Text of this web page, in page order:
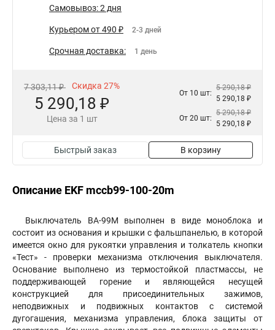
Самовывоз: 2 дня
Курьером от 490 ₽ 2-3 дней
Срочная доставка: 1 день
7 303,11 ₽ Скидка 27%
5 290,18 ₽
Цена за 1 шт
От 10 шт:
5 290,18 ₽
5 290,18 ₽
От 20 шт:
5 290,18 ₽
5 290,18 ₽
Быстрый заказ В корзину
Описание EKF mccb99-100-20m
Выключатель ВА-99М выполнен в виде моноблока и
состоит из основания и крышки с фальшпанелью, в которой
имеется окно для рукоятки управления и толкатель кнопки
«Тест» - проверки механизма отключения выключателя.
Основание выполнено из термостойкой пластмассы, не
поддерживающей горение и являющейся несущей
конструкцией для присоединительных зажимов,
неподвижных и подвижных контактов с системой
дугогашения, механизма управления, блока защиты от